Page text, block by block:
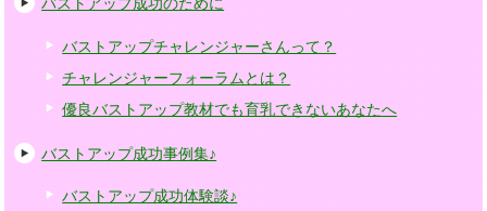
バストアップ成功のために
バストアップチャレンジャーさんって？
チャレンジャーフォーラムとは？
優良バストアップ教材でも育乳できないあなたへ
バストアップ成功事例集♪
バストアップ成功体験談♪